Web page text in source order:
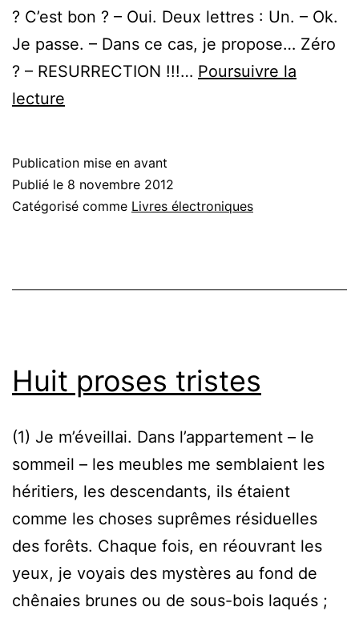
? C’est bon ? – Oui. Deux lettres : Un. – Ok.
Je passe. – Dans ce cas, je propose… Zéro
? – RESURRECTION !!!… Poursuivre la
lecture
Un
drame
Publication mise en avant
Publié le 8 novembre 2012
Catégorisé comme Livres électroniques
Huit proses tristes
(1) Je m’éveillai. Dans l’appartement – le
sommeil – les meubles me semblaient les
héritiers, les descendants, ils étaient
comme les choses suprêmes résiduelles
des forêts. Chaque fois, en réouvrant les
yeux, je voyais des mystères au fond de
chênaies brunes ou de sous-bois laqués ;